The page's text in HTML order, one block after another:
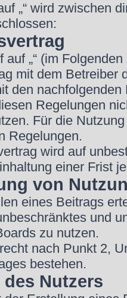
„“ wird zwischen
auf „“ (im
mit dem Betreiber
den
Regelungen
Für die
Regelungen.
wird auf
einer Frist
von
eines Beitrags
und
zu nutzen.
nach Punkt 2,
bestehen.
Nutzers